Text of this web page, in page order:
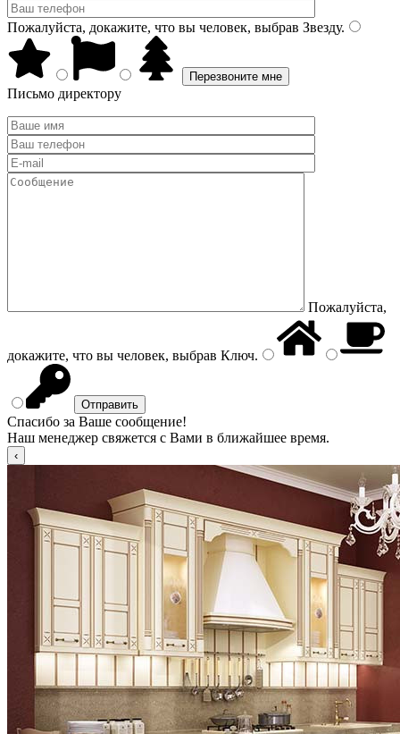
Пожалуйста, докажите, что вы человек, выбрав Звезду.
Письмо директору
Пожалуйста,
докажите, что вы человек, выбрав Ключ.
Спасибо за Ваше сообщение!
Наш менеджер свяжется с Вами в ближайшее время.